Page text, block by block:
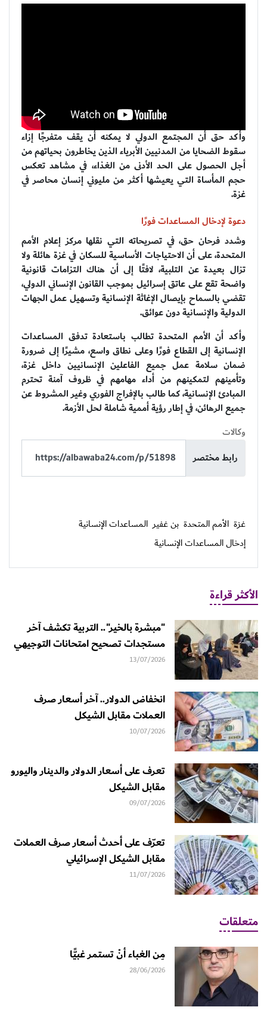
وأكد حق أن المجتمع الدولي لا يمكنه أن يقف متفرجًا إزاء
سقوط الضحايا من المدنيين الأبرياء الذين يخاطرون بحياتهم من
أجل الحصول على الحد الأدنى من الغذاء، في مشاهد تعكس
حجم المأساة التي يعيشها أكثر من مليوني إنسان محاصر في
غزة.
دعوة لإدخال المساعدات فورًا
وشدد فرحان حق، في تصريحاته التي نقلها مركز إعلام الأمم
المتحدة، على أن الاحتياجات الأساسية للسكان في غزة هائلة ولا
تزال بعيدة عن التلبية، لافتًا إلى أن هناك التزامات قانونية
واضحة تقع على عاتق إسرائيل بموجب القانون الإنساني الدولي،
تقضي بالسماح بإيصال الإغاثة الإنسانية وتسهيل عمل الجهات
الدولية والإنسانية دون عوائق.
وأكد أن الأمم المتحدة تطالب بـاستعادة تدفق المساعدات
الإنسانية إلى القطاع فورًا وعلى نطاق واسع، مشيرًا إلى ضرورة
ضمان سلامة عمل جميع الفاعلين الإنسانيين داخل غزة،
وتأمينهم لتمكينهم من أداء مهامهم في ظروف آمنة تحترم
المبادئ الإنسانية، كما طالب بـالإفراج الفوري وغير المشروط عن
جميع الرهائن، في إطار رؤية أممية شاملة لحل الأزمة.
وكالات
رابط مختصر
غزة الأمم المتحدة بن غفير المساعدات الإنسانية
إدخال المساعدات الإنسانية
الأكثر قراءة
"مبشرة بالخير".. التربية تكشف آخر
مستجدات تصحيح امتحانات التوجيهي
13/07/2026
انخفاض الدولار.. آخر أسعار صرف
العملات مقابل الشيكل
10/07/2026
تعرف على أسعار الدولار والدينار واليورو
مقابل الشيكل
09/07/2026
تعرّف على أحدث أسعار صرف العملات
مقابل الشيكل الإسرائيلي
11/07/2026
متعلقات
مِن الغباء أنْ تستمر غبيًّا
28/06/2026